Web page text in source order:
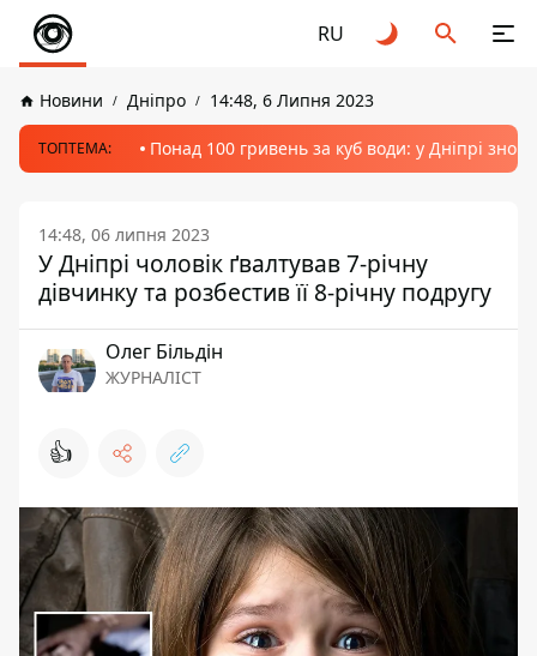
RU
Новини Дніпро 14:48, 6 Липня 2023
ТОПТЕМА: Понад 100 гривень за куб води: у Дніпрі
14:48, 06 липня 2023
У Дніпрі чоловік ґвалтував 7-річну
дівчинку та розбестив її 8-річну подругу
Олег Більдін
ЖУРНАЛІСТ
👍